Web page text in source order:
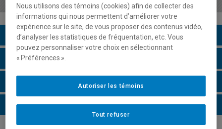
Description du cours
Horaire - Été 2026
Horaire - Automne 2026
Horaire - Hiver 2027
Nous utilisons des témoins (cookies) afin de collecter des
informations qui nous permettent d’améliorer votre
expérience sur le site, de vous proposer des contenus vidéo,
d’analyser les statistiques de fréquentation, etc. Vous
pouvez personnaliser votre choix en sélectionnant
« Préférences ».
Tout refuser
Autoriser les témoins